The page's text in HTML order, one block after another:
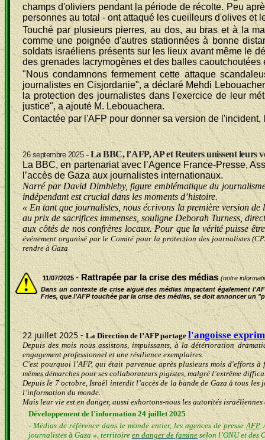
champs d'oliviers pendant la période de récolte. Peu
personnes au total - ont attaqué les cueilleurs d'olives et
Touché par plusieurs pierres, au dos, au bras et à la
comme une poignée d'autres stationnées à bonne
soldats israéliens présents sur les lieux avant même le
des grenades lacrymogènes et des balles
"Nous condamnons fermement cette attaque
journalistes en Cisjordanie", a déclaré Mehdi
la protection des journalistes dans l'exercice de leur
justice", a ajouté M. Lebouachera.
Contactée par l'AFP pour donner sa version de
26 septembre 2025-La BBC, l’AFP, AP et Reuters unissent leurs
La BBC, en partenariat avec l’Agence France-Presse,
l’accès de Gaza aux journalistes internationaux.
Narré par David Dimbleby, figure emblématique du
indépendant est crucial dans les moments d’histoire.
« En tant que journalistes, nous écrivons la première version
au prix de sacrifices immenses, souligne Deborah Turness,
aux côtés de nos confrères locaux. Pour que la vérité puisse
événement organisé par le Comité pour la protection des journalistes
rendre à Gaza
11/07/2025 -Rattrapée par la crise des médias(notre
Dans un contexte de crise aiguë des médias impactant également
Fries, que l’AFP touchée par la crise des médias, se doit annoncer un
22 juillet 2025 - La Direction de l’AFP partagel'angoisse
Depuis des mois nous assistons, impuissants, à la détérioration
engagement professionnel et une résilience exemplaires.
C'est pourquoi l’AFP, qui était parvenue après plusieurs mois d'efforts
mêmes démarches pour ses collaborateurs pigistes, malgré l’extrême
Depuis le 7 octobre, Israël interdit l’accès de la bande de Gaza à tous
l’information du monde.
Mais leur vie est en danger, aussi exhortons-nous les autorités
Développement de l'information 24 juillet 2025
- Médias de référence dans le monde entier, les agences de presseAFP,
journalistes à Gaza », territoireen danger de famine selon l’ONU et des